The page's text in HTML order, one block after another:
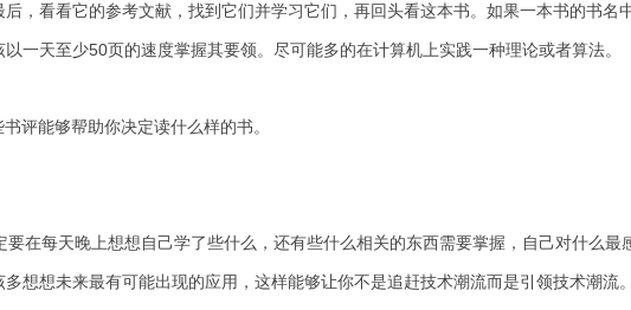
，看看它的参考文献，找到它们并学习它们，再回头看这本书。如果一本书的书名
一天至少50页的速度掌握其要领。尽可能多的在计算机上实践一种理论或者算法。
评能够帮助你决定读什么样的书。
在每天晚上想想自己学了些什么，还有些什么相关的东西需要掌握，自己对什么最
想想未来最有可能出现的应用，这样能够让你不是追赶技术潮流而是引领技术潮流